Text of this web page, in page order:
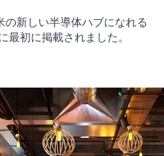
新しい半導体ハブになれる
初に掲載されました。